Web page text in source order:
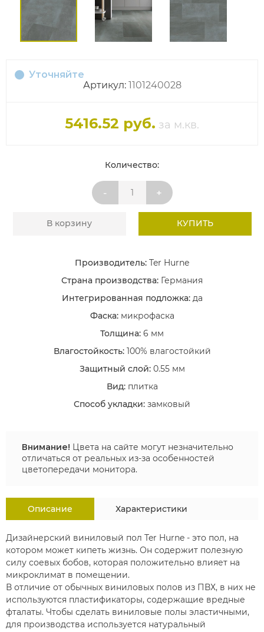
Уточняйте
Артикул: 1101240028
5416.52 руб. за м.кв.
Количество:
- +
В корзину КУПИТЬ
Производитель: Ter Hurne
Страна производства: Германия
Интегрированная подложка: да
Фаска: микрофаска
Толщина: 6 мм
Влагостойкость: 100% влагостойкий
Защитный слой: 0.55 мм
Вид: плитка
Способ укладки: замковый
Внимание! Цвета на сайте могут незначительно
отличаться от реальных из-за особенностей
цветопередачи монитора.
Описание Характеристики
Дизайнерский виниловый пол Ter Hurne - это пол, на
котором может кипеть жизнь. Он содержит полезную
силу соевых бобов, которая положительно влияет на
микроклимат в помещении.
В отличие от обычных виниловых полов из ПВХ, в них не
используются пластификаторы, содержащие вредные
фталаты. Чтобы сделать виниловые полы эластичными,
для производства используется натуральный